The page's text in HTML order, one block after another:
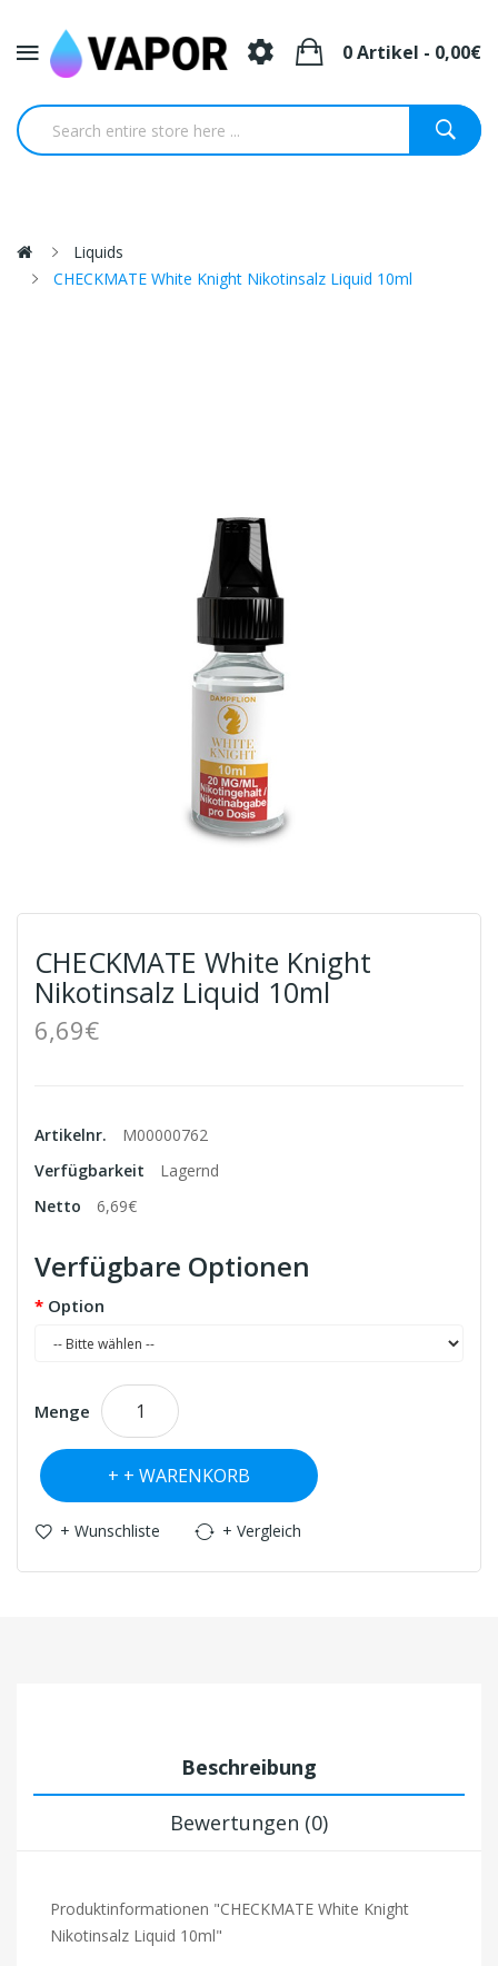
0 Artikel - 0,00€
Liquids
CHECKMATE White Knight Nikotinsalz Liquid 10ml
CHECKMATE White Knight
Nikotinsalz Liquid 10ml
6,69€
Artikelnr.
M00000762
Verfügbarkeit
Lagernd
Netto
6,69€
Verfügbare Optionen
Option
Menge
+ WARENKORB
+ Wunschliste + Vergleich
Beschreibung
Bewertungen (0)
Produktinformationen "CHECKMATE White Knight
Nikotinsalz Liquid 10ml"